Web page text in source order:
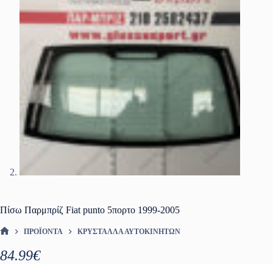
Πίσω Παρμπρίζ Fiat punto 5πορτο 1999-2005
ΠΡΟΪΌΝΤΑ ΚΡΎΣΤΑΛΛΑ ΑΥΤΟΚΙΝΉΤΩΝ
84.99€